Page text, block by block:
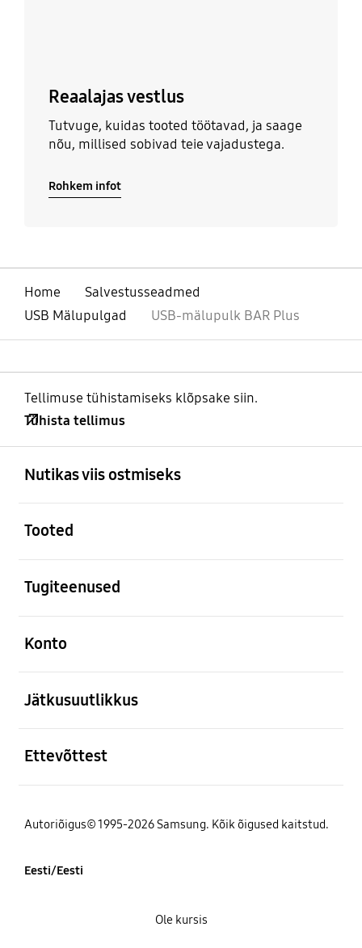
Reaalajas vestlus
Tutvuge, kuidas tooted töötavad, ja saage
nõu, millised sobivad teie vajadustega.
Rohkem infot
Home
Salvestusseadmed
USB Mälupulgad
USB-mälupulk BAR Plus
Tellimuse tühistamiseks klõpsake siin.
Tühista tellimus
Nutikas viis ostmiseks
Tooted
Tugiteenused
Konto
Jätkusuutlikkus
Ettevõttest
Autoriõigus© 1995-2026 Samsung. Kõik õigused kaitstud.
Eesti/Eesti
Ole kursis